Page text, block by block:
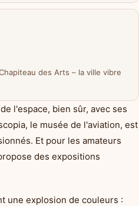
des Arts – la ville vibre
l'espace, bien sûr, avec ses
le musée de l'aviation, est
Et pour les amateurs
des expositions
une explosion de couleurs :